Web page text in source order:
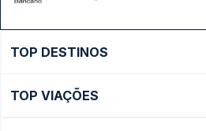
TOP DESTINOS
Ônibus São Paulo
TOP VIAÇÕES